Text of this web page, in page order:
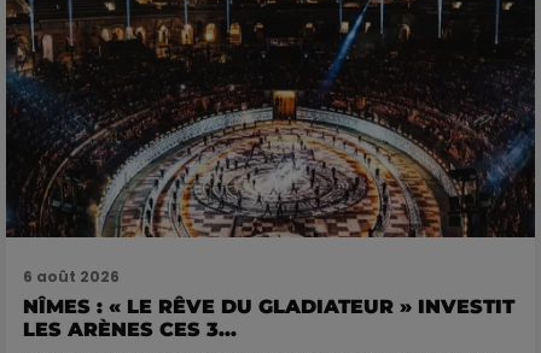
6 août 2026
NÎMES : « LE RÊVE DU GLADIATEUR » INVESTIT
LES ARÈNES CES 3...